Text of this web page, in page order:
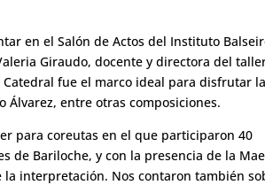
en el Salón de Actos del Instituto
Giraudo, docente y directora del
fue el marco ideal para disfrutar
Álvarez, entre otras composiciones.
para coreutas en el que participaron 40
de Bariloche, y con la presencia de la
la interpretación. Nos contaron también